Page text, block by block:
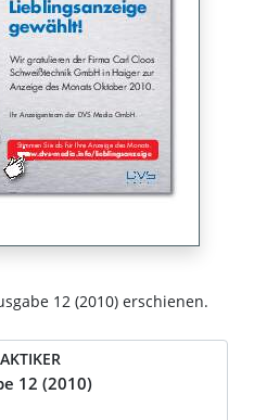
12 (2010) erschienen.
12 (2010)